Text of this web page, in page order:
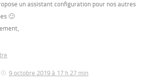
un assistant configuration pour nos autres
🙂
9 octobre 2019 à 17 h 27 min